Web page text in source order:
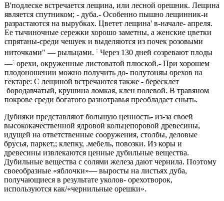
В'подлеске встречается лещина, или лесной орешник. Лещина
является спутником; - дуба.- Особенно пышно лещинник-и
разрастаются на вырубках. Цветет лещина' в-начале- апреля.
Ее тычиночные сережки хорошо заметны, а женские цветки
спрятаны-среди чешуек и выделяют­ся из почек розовыми
ниточками" — рыльцами. : Через 130 дней созревают плоды
—: орехи, окруженные листо­ватой плюской.- При хорошем
плодоношении можно по­лучить до- полутоняы орехов на
гектаре: С лещиной встречаются также - бересклет
бородавчатый, крушина ломкая, клен полевой. В травяном
покрове среди бога­того разнотравья преобладает сныть.
Дубняки представляют большую ценность- из-за сво­ей
высококачественной ядровой кольцепоровой древеси­ны,
идущей на ответственные сооружения, столбы, дело­вые
брусья, паркет,; клепку, .мебель, повозки. Из коры и
древесины извлекаются ценные дубильные вещества.
Дубильные вещества с солями железа дают чернила. По­этому
своеобразные «яблочки»— выросты на листьях дуба,
получающиеся в результате уколов- орехотворок,
используются как/«чернильные орешки».